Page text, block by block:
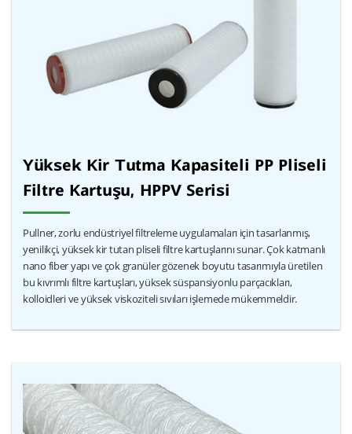
Yüksek Kir Tutma Kapasiteli PP Pliseli
Filtre Kartuşu, HPPV Serisi
Pullner, zorlu endüstriyel filtreleme uygulamaları için tasarlanmış,
yenilikçi, yüksek kir tutan pliseli filtre kartuşlarını sunar. Çok katmanlı
nano fiber yapı ve çok granüler gözenek boyutu tasarımıyla üretilen
bu kıvrımlı filtre kartuşları, yüksek süspansiyonlu parçacıkları,
kolloidleri ve yüksek viskoziteli sıvıları işlemede mükemmeldir.